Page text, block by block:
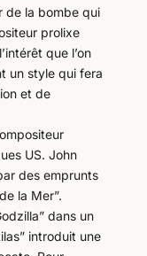
de la bombe qui
prolixe
que l’on
un style qui fera
et de
US. John
des emprunts
la Mer”.
dans un
introduit une